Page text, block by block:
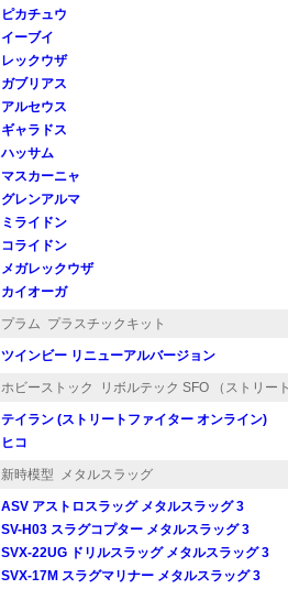
ピカチュウ
イーブイ
レックウザ
ガブリアス
アルセウス
ギャラドス
ハッサム
マスカーニャ
グレンアルマ
ミライドン
コライドン
メガレックウザ
カイオーガ
プラム プラスチックキット
ツインビー リニューアルバージョン
ホビーストック リボルテック SFO （ストリー
テイラン (ストリートファイター オンライン)
ヒコ
新時模型 メタルスラッグ
ASV アストロスラッグ メタルスラッグ 3
SV-H03 スラグコプター メタルスラッグ 3
SVX-22UG ドリルスラッグ メタルスラッグ 3
SVX-17M スラグマリナー メタルスラッグ 3